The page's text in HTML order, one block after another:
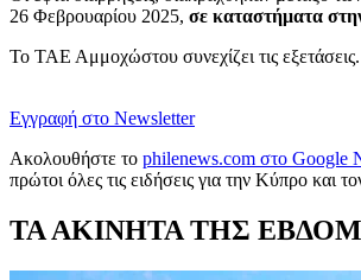
26 Φεβρουαρίου 2025, σε καταστήματα
Το ΤΑΕ Αμμοχώστου συνεχίζει τις εξετάσεις.
Εγγραφή στο Newsletter
Ακολουθήστε το philenews.com στο Google
πρώτοι όλες τις ειδήσεις για την Κύπρο και
ΤΑ ΑΚΙΝΗΤΑ ΤΗΣ